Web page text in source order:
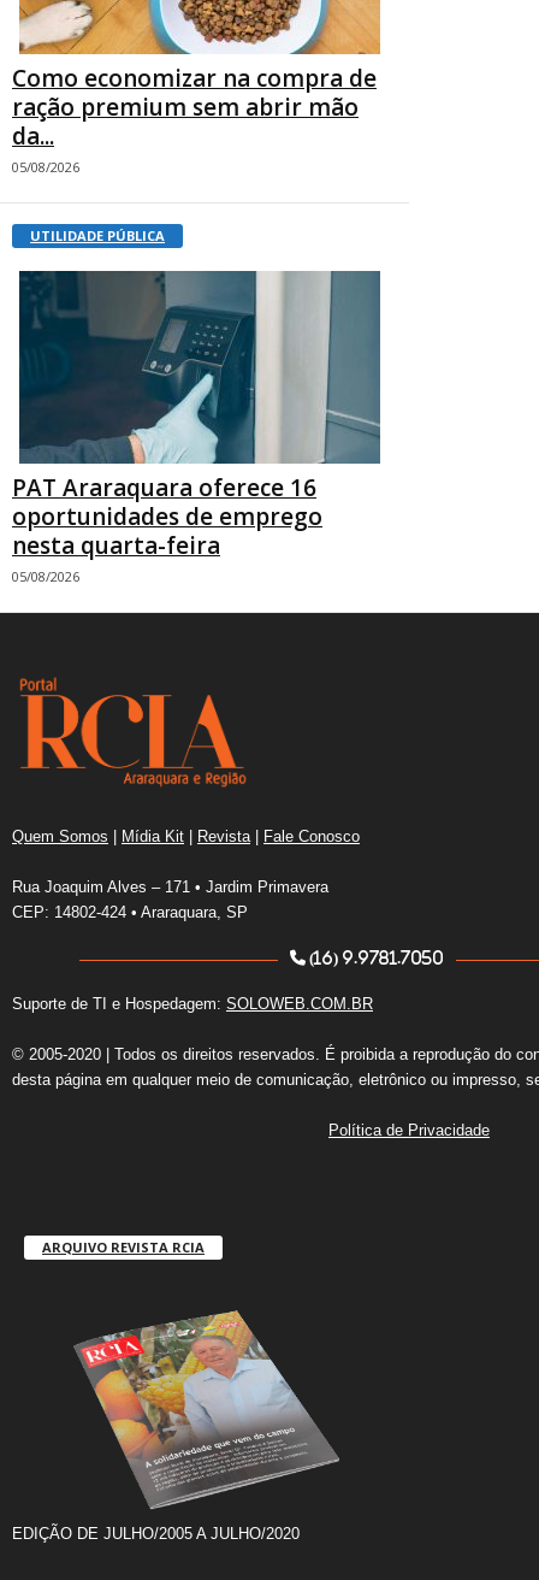
Como economizar na compra de
ração premium sem abrir mão
da...
05/08/2026
UTILIDADE PÚBLICA
PAT Araraquara oferece 16
oportunidades de emprego
nesta quarta-feira
05/08/2026
Quem Somos | Mídia Kit | Revista | Fale Conosco
Rua Joaquim Alves – 171 • Jardim Primavera
CEP: 14802-424 • Araraquara, SP
(16) 9.9781.7050
Suporte de TI e Hospedagem: SOLOWEB.COM.BR
© 2005-2020 | Todos os direitos reservados. É proibida a reprodução do
desta página em qualquer meio de comunicação, eletrônico ou impresso,
Política de Privacidade
ARQUIVO REVISTA RCIA
EDIÇÃO DE JULHO/2005 A JULHO/2020